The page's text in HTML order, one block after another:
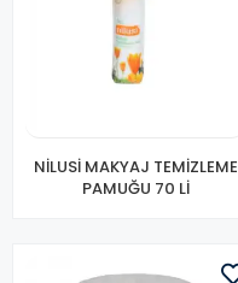
NİLUSİ MAKYAJ TEMİZLEME
PAMUĞU 70 Lİ